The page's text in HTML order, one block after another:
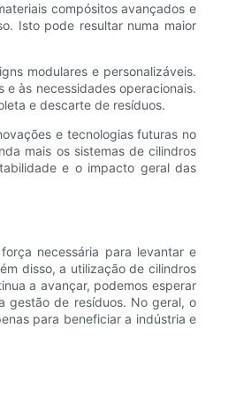
compósitos avançados e
Isto pode resultar numa maior
modulares e personalizáveis.
às necessidades operacionais.
e descarte de resíduos.
e tecnologias futuras no
mais os sistemas de cilindros
e o impacto geral das
necessária para levantar e
disso, a utilização de cilindros
a avançar, podemos esperar
gestão de resíduos. No geral, o
para beneficiar a indústria e